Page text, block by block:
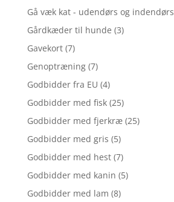
Gå væk kat - udendørs og indendørs
Gårdkæder til hunde (3)
Gavekort (7)
Genoptræning (7)
Godbidder fra EU (4)
Godbidder med fisk (25)
Godbidder med fjerkræ (25)
Godbidder med gris (5)
Godbidder med hest (7)
Godbidder med kanin (5)
Godbidder med lam (8)